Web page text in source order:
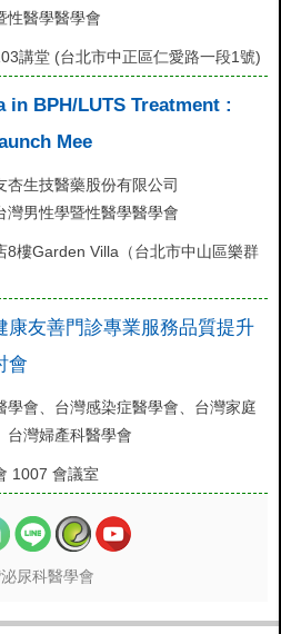
性醫學醫學會
講堂 (台北市中正區仁愛路一段1號)
in BPH/LUTS Treatment :
Mee
杏生技醫藥股份有限公司
灣男性學暨性醫學醫學會
8樓Garden Villa（台北市中山區樂群
康友善門診專業服務品質提升
會
學會、台灣感染症醫學會、台灣家庭
台灣婦產科醫學會
1007 會議室
尿科醫學會